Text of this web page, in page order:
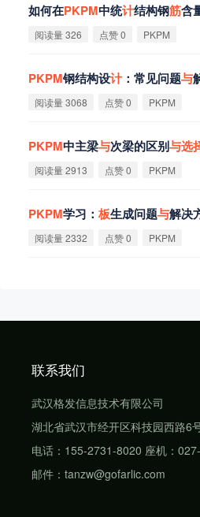
如何在PKPM中统计结构钢筋含
阅读量 326 点赞 0 PKPM
PKPM钢结构设计：常见问题与
阅读量 3068 点赞 0 PKPM
PKPM中主梁与次梁的区别与选
阅读量 2913 点赞 0 PKPM
PKPM学习： 板生成问题与解决
阅读量 2332 点赞 0 PKPM
联系我们
武汉格发信息技术有限公司
湖北省武汉市经开区科技园西路6
电话：155-2731-8020 座机：
邮件：tanzw@gofarlic.com